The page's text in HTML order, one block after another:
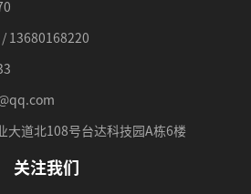
/ 13680168220
大道北108号台达科技园A栋6楼
关注我们